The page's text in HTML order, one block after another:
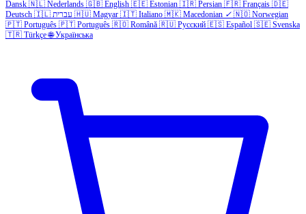
Dansk 🇳🇱 Nederlands 🇬🇧 English 🇪🇪 Estonian 🇮🇷 Persian 🇫🇷 Français 🇩🇪
Deutsch 🇮🇱 עברית 🇭🇺 Magyar 🇮🇹 Italiano 🇲🇰 Macedonian ✓ 🇳🇴 Norwegian
🇵🇹 Português 🇵🇹 Português 🇷🇴 Română 🇷🇺 Русский 🇪🇸 Español 🇸🇪 Svenska
🇹🇷 Türkçe 🌐 Українська